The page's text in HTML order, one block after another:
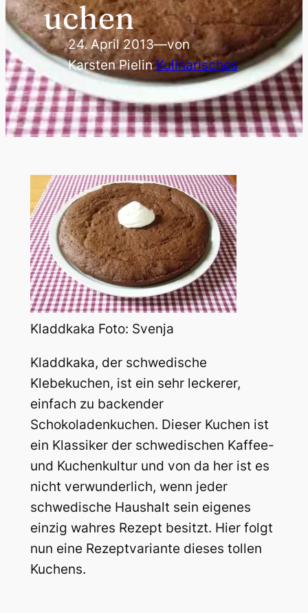
uchen
24. April 2013—von
Karsten PielinKulinarisches
Kladdkaka Foto: Svenja
Kladdkaka, der schwedische
Klebekuchen, ist ein sehr leckerer,
einfach zu backender
Schokoladenkuchen. Dieser Kuchen ist
ein Klassiker der schwedischen Kaffee-
und Kuchenkultur und von da her ist es
nicht verwunderlich, wenn jeder
schwedische Haushalt sein eigenes
einzig wahres Rezept besitzt. Hier folgt
nun eine Rezeptvariante dieses tollen
Kuchens.